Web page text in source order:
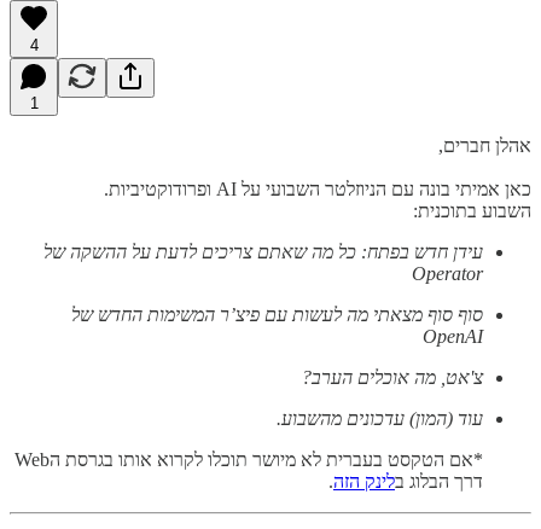
4
1
אהלן חברים,
כאן אמיתי בונה עם הניוזלטר השבועי על AI ופרודוקטיביות.
השבוע בתוכנית:
עידן חדש בפתח: כל מה שאתם צריכים לדעת על ההשקה של
Operator
סוף סוף מצאתי מה לעשות עם פיצ’ר המשימות החדש של
OpenAI
צ'אט, מה אוכלים הערב?
עוד (המון) עדכונים מהשבוע.
*אם הטקסט בעברית לא מיושר תוכלו לקרוא אותו בגרסת הWeb
דרך הבלוג בלינק הזה.